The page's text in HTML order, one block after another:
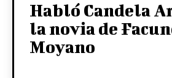
Habló Candela
la novia de
Moyano